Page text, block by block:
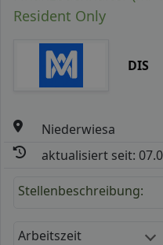
Resident Only
DIS
Niederwiesa
aktualisiert seit:
Stellenbeschreibung:
Arbeitszeit